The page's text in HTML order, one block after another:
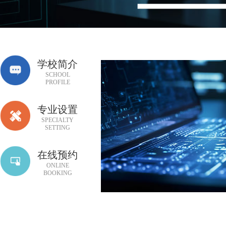
学校简介
SCHOOL
PROFILE
专业设置
SPECIALTY
SETTING
在线预约
ONLINE
BOOKING